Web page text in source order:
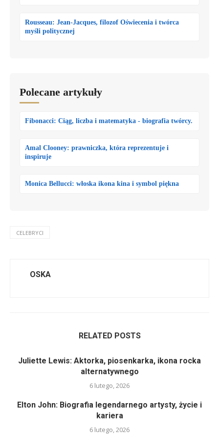
Rousseau: Jean-Jacques, filozof Oświecenia i twórca
myśli politycznej
Polecane artykuły
Fibonacci: Ciąg, liczba i matematyka - biografia twórcy.
Amal Clooney: prawniczka, która reprezentuje i
inspiruje
Monica Bellucci: włoska ikona kina i symbol piękna
CELEBRYCI
OSKA
RELATED POSTS
Juliette Lewis: Aktorka, piosenkarka, ikona rocka
alternatywnego
6 lutego, 2026
Elton John: Biografia legendarnego artysty, życie i
kariera
6 lutego, 2026